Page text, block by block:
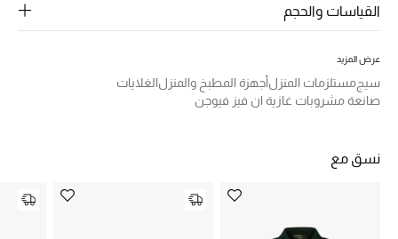
المجوهرات
جديد لدينا
نسوقوا أحدث ما وصلنا
القياسات والحجم
عرض المزيد
سيجمستلزمات المنزلأجهزة المطبخ والمنزلالغلايات
صانعة مشروبات غازية ان فيز فيوجن
نسق مع